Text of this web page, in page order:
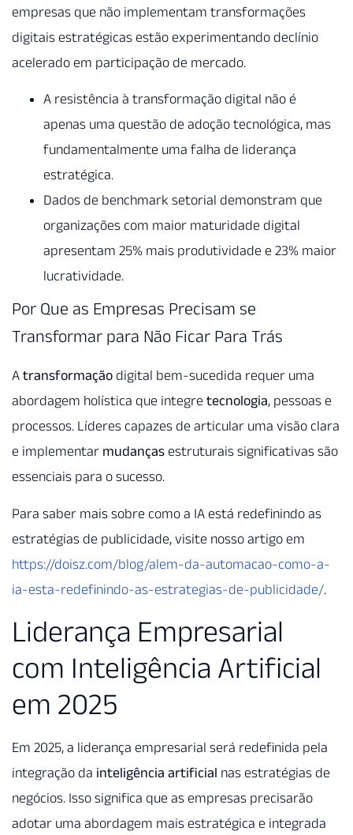
empresas que não implementam transformações
digitais estratégicas estão experimentando declínio
acelerado em participação de mercado.
A resistência à transformação digital não é
apenas uma questão de adoção tecnológica, mas
fundamentalmente uma falha de liderança
estratégica.
Dados de benchmark setorial demonstram que
organizações com maior maturidade digital
apresentam 25% mais produtividade e 23% maior
lucratividade.
Por Que as Empresas Precisam se
Transformar para Não Ficar Para Trás
A transformação digital bem-sucedida requer uma
abordagem holística que integre tecnologia, pessoas e
processos. Líderes capazes de articular uma visão clara
e implementar mudanças estruturais significativas são
essenciais para o sucesso.
Para saber mais sobre como a IA está redefinindo as
estratégias de publicidade, visite nosso artigo em
https://doisz.com/blog/alem-da-automacao-como-a-
ia-esta-redefinindo-as-estrategias-de-publicidade/.
Liderança Empresarial
com Inteligência Artificial
em 2025
Em 2025, a liderança empresarial será redefinida pela
integração da inteligência artificial nas estratégias de
negócios. Isso significa que as empresas precisarão
adotar uma abordagem mais estratégica e integrada